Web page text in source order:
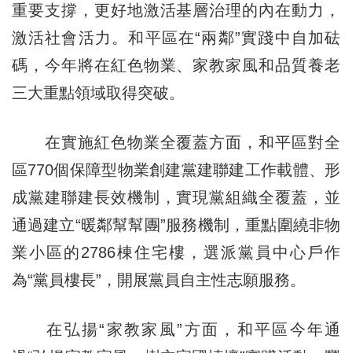
重要支撐，更好地激活基層治理的內在動力，
激活社會活力。和平區在“兩鄰”實踐中自加砝
碼，今年將在紅色物業、家教家風和品質養老
三大重點領域取得突破。
在實施紅色物業全覆蓋方面，和平區對全
區770個保障型物業創建黨建聯建工作載體、形
成黨建聯建長效機制，實現黨組織全覆蓋，並
通過建立“暖鄰幫幫團”服務機制，重點圍繞非物
業小區的2786棟住宅樓，選派黨員中心戶作
為“黨員樓長”，開展黨員自主性志願服務。
在弘揚“家教家風”方面，和平區今年通